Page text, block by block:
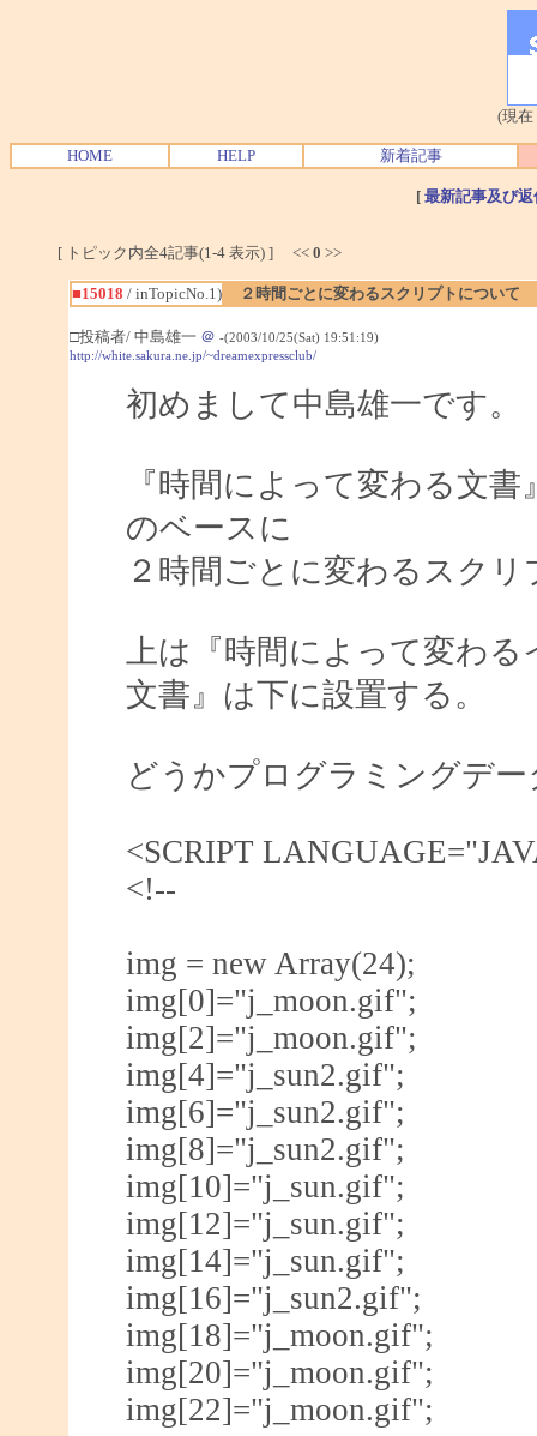
(現在
HOME HELP 新着記事
[ 最新記事及び
[ トピック内全4記事(1-4 表示) ] << 0 >>
■15018 / inTopicNo.1) ２時間ごとに変わるスクリプトについて
□投稿者/ 中島雄一 ＠ -(2003/10/25(Sat) 19:51:19)
http://white.sakura.ne.jp/~dreamexpressclub/
初めまして中島雄一です。
『時間によって変わる文
のベースに
２時間ごとに変わるスクリ
上は『時間によって変わ
文書』は下に設置する。
どうかプログラミングデ
<SCRIPT
<!--
img = new Array(24);
img[0]="j_moon.gif";
img[2]="j_moon.gif";
img[4]="j_sun2.gif";
img[6]="j_sun2.gif";
img[8]="j_sun2.gif";
img[10]="j_sun.gif";
img[12]="j_sun.gif";
img[14]="j_sun.gif";
img[16]="j_sun2.gif";
img[18]="j_moon.gif";
img[20]="j_moon.gif";
img[22]="j_moon.gif";